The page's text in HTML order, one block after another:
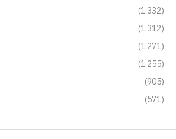
(1.332)
(1.312)
(1.271)
(1.255)
(905)
(571)